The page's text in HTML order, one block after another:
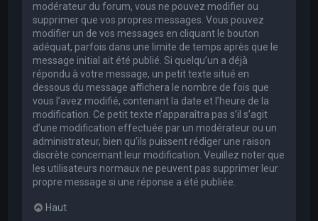
modérateur du forum, vous ne pouvez modifier ou
supprimer que vos propres messages. Vous pouvez
modifier un de vos messages en cliquant le bouton
adéquat, parfois dans une limite de temps après que le
message initial ait été publié. Si quelqu’un a déjà
répondu à votre message, un petit texte situé en
dessous du message affichera le nombre de fois que
vous l’avez modifié, contenant la date et l’heure de la
modification. Ce petit texte n’apparaîtra pas s’il s’agit
d’une modification effectuée par un modérateur ou un
administrateur, bien qu’ils puissent rédiger une raison
discrète concernant leur modification. Veuillez noter que
les utilisateurs normaux ne peuvent pas supprimer leur
propre message si une réponse a été publiée.
Haut